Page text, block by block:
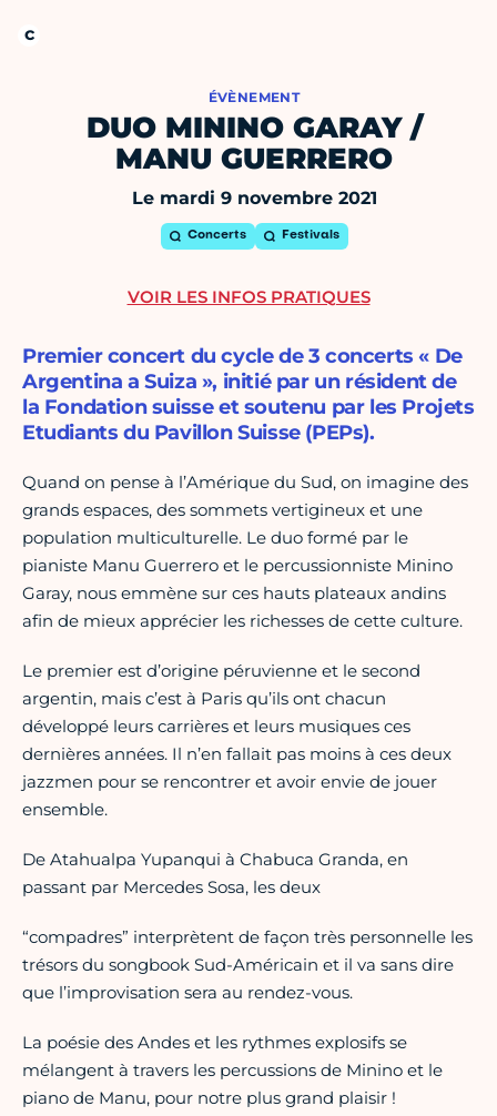
ÉVÈNEMENT
DUO MININO GARAY /
MANU GUERRERO
Le mardi 9 novembre 2021
Concerts Festivals
Premier concert du cycle de 3 concerts « De
Argentina a Suiza », initié par un résident de
la Fondation suisse et soutenu par les Projets
Etudiants du Pavillon Suisse (PEPs).
Quand on pense à l’Amérique du Sud, on imagine des
grands espaces, des sommets vertigineux et une
population multiculturelle. Le duo formé par le
pianiste Manu Guerrero et le percussionniste Minino
Garay, nous emmène sur ces hauts plateaux andins
afin de mieux apprécier les richesses de cette culture.
Le premier est d’origine péruvienne et le second
argentin, mais c’est à Paris qu’ils ont chacun
développé leurs carrières et leurs musiques ces
dernières années. Il n’en fallait pas moins à ces deux
jazzmen pour se rencontrer et avoir envie de jouer
ensemble.
De Atahualpa Yupanqui à Chabuca Granda, en
passant par Mercedes Sosa, les deux
“compadres” interprètent de façon très personnelle les
trésors du songbook Sud-Américain et il va sans dire
que l’improvisation sera au rendez-vous.
La poésie des Andes et les rythmes explosifs se
mélangent à travers les percussions de Minino et le
piano de Manu, pour notre plus grand plaisir !
VOIR LES INFOS PRATIQUES